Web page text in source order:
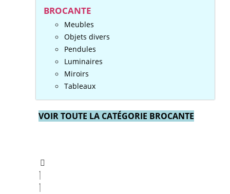
BROCANTE
Meubles
Objets divers
Pendules
Luminaires
Miroirs
Tableaux
VOIR TOUTE LA CATÉGORIE BROCANTE